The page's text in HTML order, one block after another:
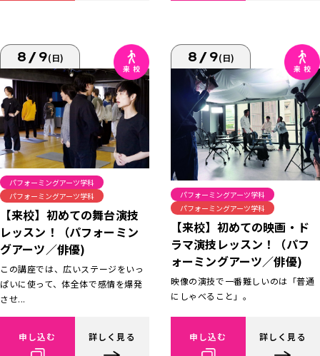
8/9(日)
パフォーミングアーツ学科
パフォーミングアーツ学科
【来校】初めての舞台演技
レッスン！（パフォーミン
グアーツ／俳優)
この講座では、広いステージをいっ
ぱいに使って、体全体で感情を爆発
させ...
申し込む 詳しく見る
8/9(日)
パフォーミングアーツ学科
パフォーミングアーツ学科
【来校】初めての映画・ド
ラマ演技レッスン！（パフ
ォーミングアーツ／俳優)
映像の演技で一番難しいのは「普通
にしゃべること」。
申し込む 詳しく見る